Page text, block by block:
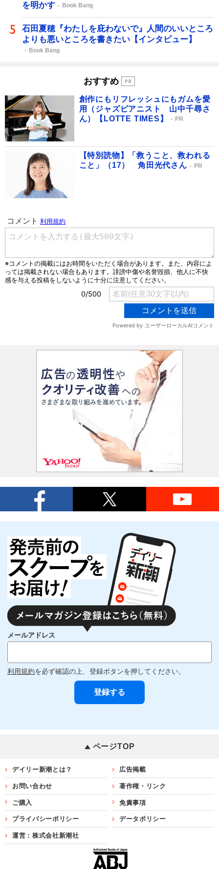
を明かす
Book Bang
石田夏穂『わたしを庇わないで』人間のいいところ
よりも悪いところを書きたい【インタビュー】
Book Bang
おすすめ
創作にもリフレッシュにもガムを愛
用（ジャズピアニスト 山中千尋さ
ん）【LOTTE TIMES】
PR
【特別読物】「救うこと、救われる
こと」（17） 角田光代さん
PR
メールアドレス
利用規約を必ず確認の上、登録ボタンを押してください。
ページTOP
デイリー新潮とは？ 広告掲載
お問い合わせ 著作権・リンク
ご購入 免責事項
プライバシーポリシー データポリシー
運営：株式会社新潮社